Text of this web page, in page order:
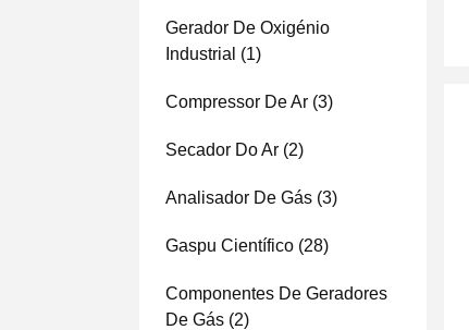
Gerador De Oxigénio
Industrial (1)
Compressor De Ar (3)
Secador Do Ar (2)
Analisador De Gás (3)
Gaspu Científico (28)
Componentes De Geradores
De Gás (2)